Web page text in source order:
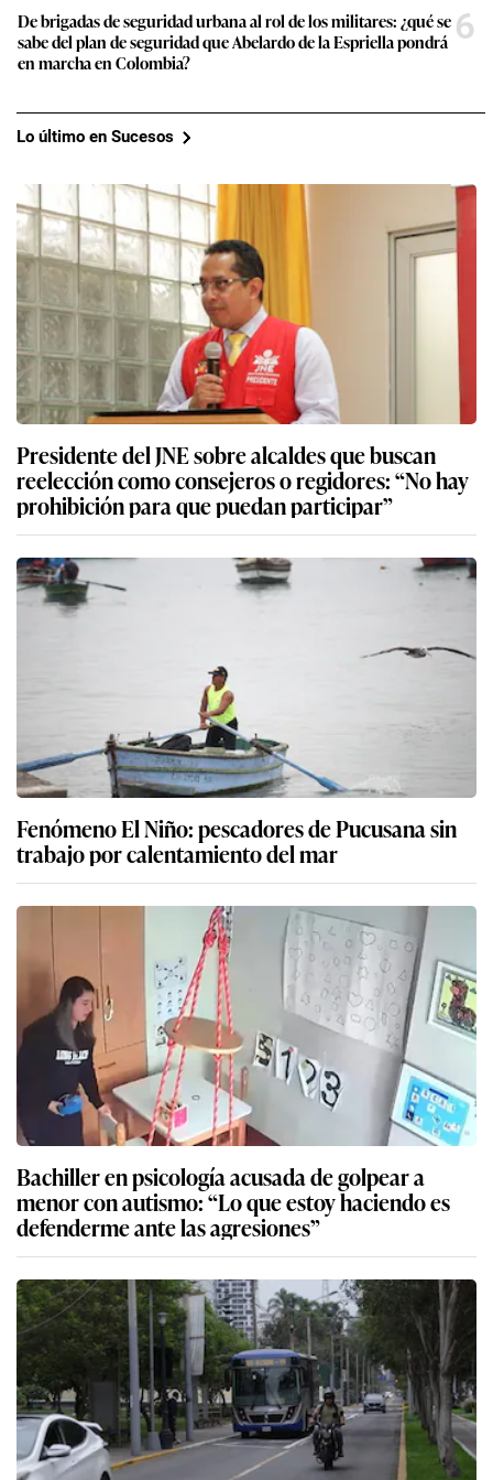
De brigadas de seguridad urbana al rol de los militares: ¿qué se
sabe del plan de seguridad que Abelardo de la Espriella pondrá
en marcha en Colombia?
6
Lo último en Sucesos
Presidente del JNE sobre alcaldes que buscan
reelección como consejeros o regidores: “No hay
prohibición para que puedan participar”
Fenómeno El Niño: pescadores de Pucusana sin
trabajo por calentamiento del mar
Bachiller en psicología acusada de golpear a
menor con autismo: “Lo que estoy haciendo es
defenderme ante las agresiones”